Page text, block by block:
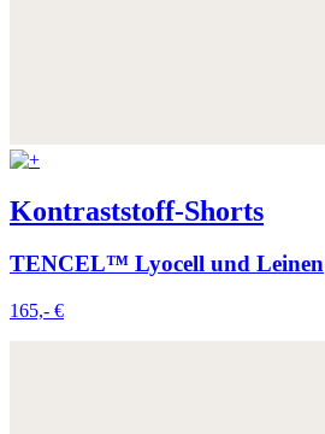
Kontraststoff-Shorts
TENCEL™ Lyocell und Leinen
165,- €